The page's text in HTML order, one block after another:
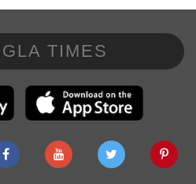
TIMES